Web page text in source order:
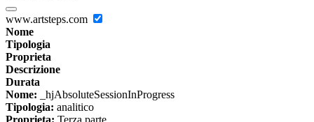
www.artsteps.com
Nome
Tipologia
Proprieta
Descrizione
Durata
Nome: _hjAbsoluteSessionInProgress
Tipologia: analitico
Proprieta: Terza parte